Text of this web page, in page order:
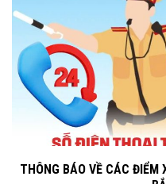
THÔNG BÁO VỀ CÁC ĐIỂM